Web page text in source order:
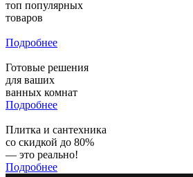
топ популярных
товаров
Подробнее
Готовые решения
для ваших
ванных комнат
Подробнее
Плитка и сантехника
со скидкой до 80%
— это реально!
Подробнее